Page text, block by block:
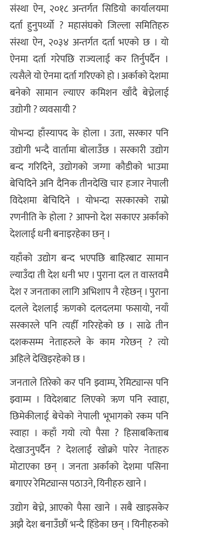
संस्था ऐन, २०१८ अन्तर्गत सिडियो कार्यालयमा
दर्ता हुनुपर्थ्यो ? महासंघको जिल्ला समितिहरु
संस्था ऐन, २०३४ अन्तर्गत दर्ता भएको छ । यो
ऐनमा दर्ता गरेपछि राज्यलाई कर तिर्नुपर्दैन ।
त्यसैले यो ऐनमा दर्ता गरिएको हो । अर्काको देशमा
बनेको सामान ल्याएर कमिशन खाँदै बेच्नेलाई
उद्योगी ? व्यवसायी ?
योभन्दा हाँस्यापद के होला । उता, सरकार पनि
उद्योगी भन्दै वार्तामा बोलाउँछ । सरकारी उद्योग
बन्द गरिदिने, उद्योगको जग्गा कौडीको भाउमा
बेचिदिने अनि दैनिक तीनदेखि चार हजार नेपाली
विदेशमा बेचिदिने । योभन्दा सरकारको राम्रो
रणनीति के होला ? आफ्नो देश सकाएर अर्काको
देशलाई धनी बनाइरहेका छन् ।
यहाँको उद्योग बन्द भएपछि बाहिरबाट सामान
ल्याउँदा ती देश धनी भए । पुराना दल त वास्तवमै
देश र जनताका लागि अभिशाप नै रहेछन् । पुराना
दलले देशलाई ऋणको दलदलमा फसायो, नयाँ
सरकारले पनि त्यहीँ गरिरहेको छ । साढे तीन
दशकसम्म नेताहरुले के काम गरेछन् ? त्यो
अहिले देखिइरहेको छ ।
जनताले तिरेको कर पनि झ्वाम्प, रेमिट्यान्स पनि
झ्वाम्म । विदेशबाट लिएको ऋण पनि स्वाहा,
छिमेकीलाई बेचेको नेपाली भूभागको रकम पनि
स्वाहा । कहाँ गयो त्यो पैसा ? हिसाबकिताब
देखाउनुपर्दैन ? देशलाई खोक्रो पारेर नेताहरु
मोटाएका छन् । जनता अर्काको देशमा पसिना
बगाएर रेमिट्यान्स पठाउने, यिनीहरु खाने ।
उद्योग बेच्ने, आएको पैसा खाने । सबै खाइसकेर
अझै देश बनाउँछौं भन्दै हिँडेका छन् । यिनीहरुको